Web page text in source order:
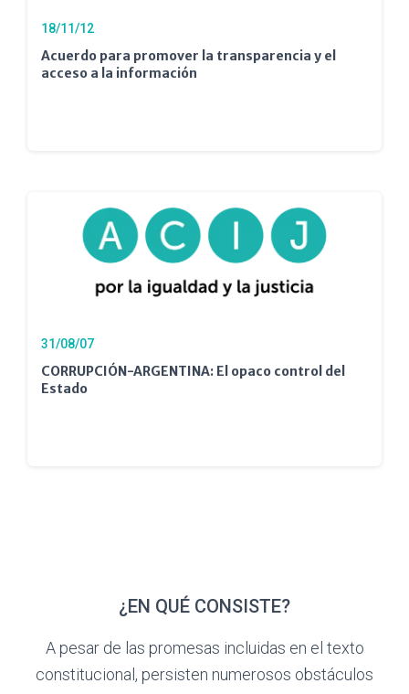
18/11/12
Acuerdo para promover la transparencia y el
acceso a la información
31/08/07
CORRUPCIÓN-ARGENTINA: El opaco control del
Estado
¿EN QUÉ CONSISTE?
A pesar de las promesas incluidas en el texto
constitucional, persisten numerosos obstáculos